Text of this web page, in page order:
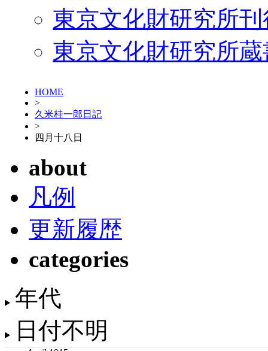
東京文化財研究所
東京文化財研究所
HOME
>
久米桂一郎日記
>
四月十八日
about
凡例
更新履歴
categories
年代
日付不明